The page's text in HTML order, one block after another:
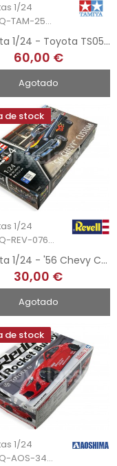
1/24
Ref: MAQ-TAM-25421
Maqueta 1/24 - Toyota TS050 Hybird 2019 - Gazoo Racing
60,00 €
Agotado
de stock
1/24
Ref: MAQ-REV-07663
Maqueta 1/24 - '56 Chevy Custom
30,00 €
Agotado
de stock
1/24
Ref: MAQ-AOS-3400